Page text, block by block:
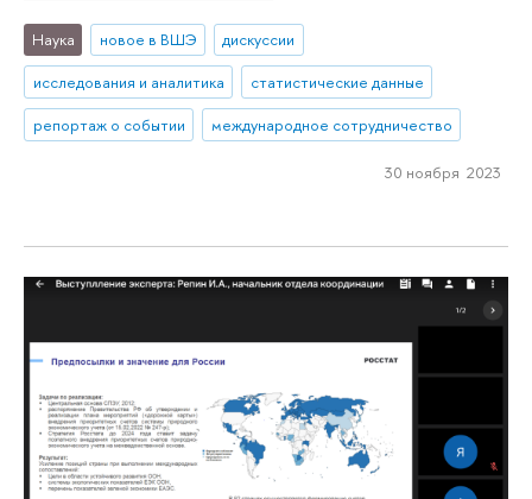
Наука новое в ВШЭ
дискуссии
исследования и аналитика
статистические данные
репортаж о событии
международное сотрудничество
30 ноября 2023